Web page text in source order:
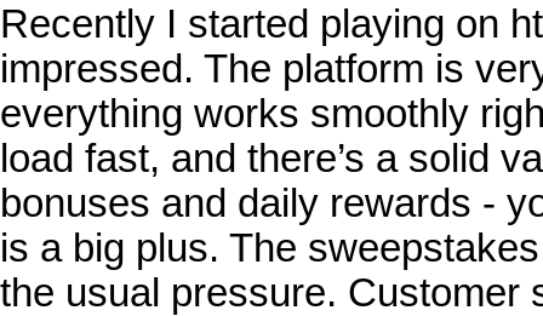
Recently I started playing on
impressed. The platform is
everything works smoothly
load fast, and there’s a solid
bonuses and daily rewards -
is a big plus. The
the usual pressure.